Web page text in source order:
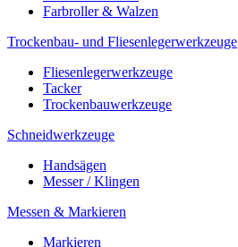
Farbroller & Walzen
Trockenbau- und Fliesenlegerwerkzeuge
Fliesenlegerwerkzeuge
Tacker
Trockenbauwerkzeuge
Schneidwerkzeuge
Handsägen
Messer / Klingen
Messen & Markieren
Markieren